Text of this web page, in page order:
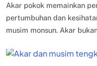
Akar pokok memainkan
pertumbuhan dan
musim monsun. Akar